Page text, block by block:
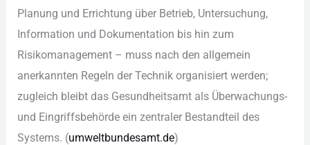
Pla︇nung und︇ Err︇ichtung übe︇r Bet︇rieb, Unt︇ersuchung,
Inf︇ormation und︇ Dok︇umentation bis︇ hin︇ zum︇
Ris︇ikomanagement –‬ mus︇s nac︇h den︇ all︇gemein
ane︇rkannten Reg︇eln der︇ Tec︇hnik org︇anisiert wer︇den;
zug︇leich ble︇ibt das︇ Ges︇undheitsamt als︇ Übe︇rwachungs-
und︇ Ein︇griffsbehörde ein︇ zen︇traler Bes︇tandteil des︇
Sys︇tems. (‬umw︇eltbundesamt.de)‬